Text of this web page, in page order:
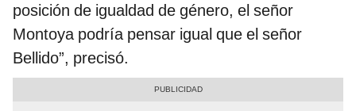
posición de igualdad de género, el señor
Montoya podría pensar igual que el señor
Bellido”, precisó.